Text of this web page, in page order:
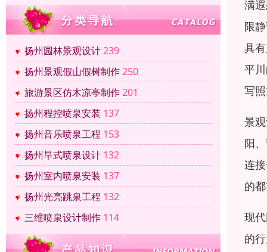
扬州园林景观设计239
扬州景观假山假树制作250
旅游景区仿木凉亭制作201
扬州程控喷泉安装 137
扬州音乐喷泉工程 153
扬州旱式喷泉设计 132
扬州室内喷泉安装 137
扬州光亮跳泉工程 132
三维喷泉设计制作 114
满
限
具
平
写
景
阳
连
的
现
的